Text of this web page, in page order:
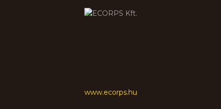
www.ecorps.hu